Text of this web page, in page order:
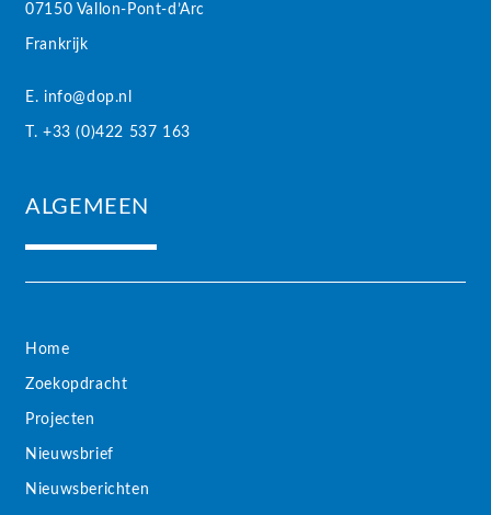
07150 Vallon-Pont-d’Arc
Frankrijk
E. info@dop.nl
T. +33 (0)422 537 163
ALGEMEEN
Home
Zoekopdracht
Projecten
Nieuwsbrief
Nieuwsberichten